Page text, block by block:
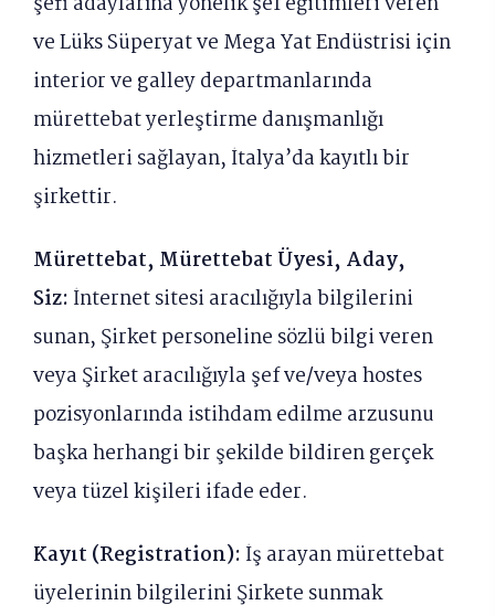
ve Lüks Süperyat ve Mega Yat Endüstrisi için
interior ve galley departmanlarında
mürettebat yerleştirme danışmanlığı
hizmetleri sağlayan, İtalya’da kayıtlı bir
şirkettir.
Mürettebat, Mürettebat Üyesi, Aday,
Siz: İnternet sitesi aracılığıyla bilgilerini
sunan, Şirket personeline sözlü bilgi veren
veya Şirket aracılığıyla şef ve/veya hostes
pozisyonlarında istihdam edilme arzusunu
başka herhangi bir şekilde bildiren gerçek
veya tüzel kişileri ifade eder.
Kayıt (Registration): İş arayan mürettebat
üyelerinin bilgilerini Şirkete sunmak